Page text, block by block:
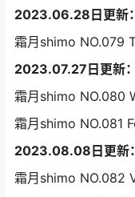
2023.06.28日更新：
霜月shimo NO.079
2023.07.27日更新：
霜月shimo NO.080
霜月shimo NO.081
2023.08.08日更新：
霜月shimo NO.082